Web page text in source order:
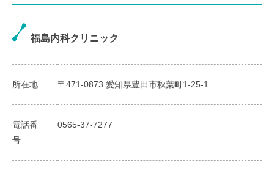
福島内科クリニック
所在地 〒471-0873 愛知県豊田市秋葉町1-25-1
電話番
号
0565-37-7277